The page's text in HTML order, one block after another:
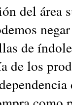
del área
de
de los